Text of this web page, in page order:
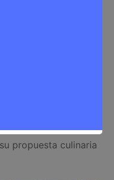
amable y un
propuesta culinaria